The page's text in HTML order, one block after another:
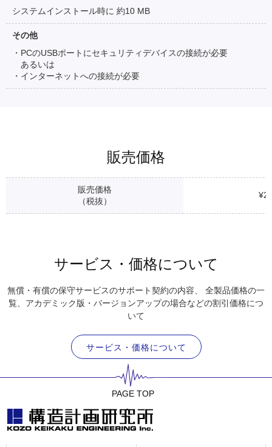
システムインストール時に 約10 MB
その他
・PCのUSBポートにセキュリティデバイスの接続が必要
あるいは
・インターネットへの接続が必要
販売価格
販売価格
（税抜）
サービス・価格について
無償・有償の保守サービスのサポート契約の内容、
全製品価格の一
覧、アカデミック版・バージョンアップの場合などの割引価格につ
いて
サービス・価格について